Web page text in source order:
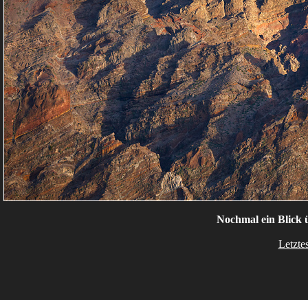
Nochmal ein Blick